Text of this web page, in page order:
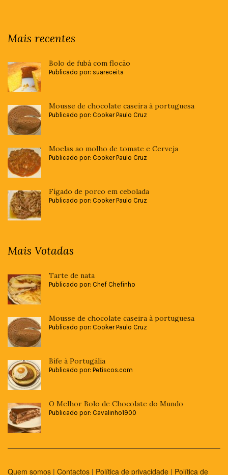
Mais recentes
Bolo de fubá com flocão
Publicado por: suareceita
Mousse de chocolate caseira à portuguesa
Publicado por: Cooker Paulo Cruz
Moelas ao molho de tomate e Cerveja
Publicado por: Cooker Paulo Cruz
Fígado de porco em cebolada
Publicado por: Cooker Paulo Cruz
Mais Votadas
Tarte de nata
Publicado por: Chef Chefinho
Mousse de chocolate caseira à portuguesa
Publicado por: Cooker Paulo Cruz
Bife à Portugália
Publicado por: Petiscos.com
O Melhor Bolo de Chocolate do Mundo
Publicado por: Cavalinho1900
Quem somos | Contactos | Política de privacidade | Política de